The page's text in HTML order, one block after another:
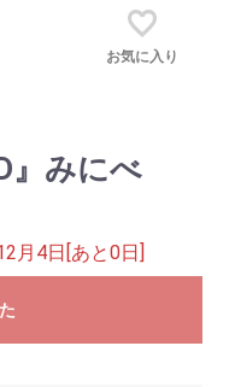
お気に入り
』みにべ
月4日[あと0日]